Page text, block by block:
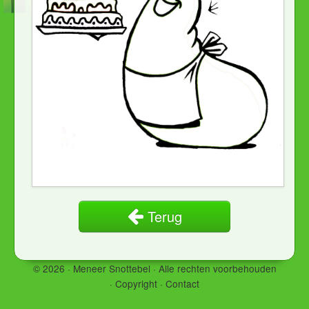
Terug
© 2026 · Meneer Snottebel ·Alle rechten voorbehouden
· Copyright · Contact